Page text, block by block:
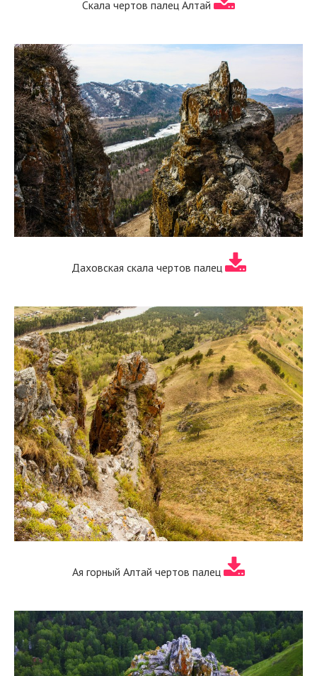
Скала чертов палец Алтай
Даховская скала чертов палец
Ая горный Алтай чертов палец